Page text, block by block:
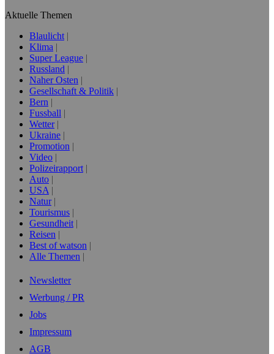
Aktuelle Themen
Blaulicht
Klima
Super League
Russland
Naher Osten
Gesellschaft & Politik
Bern
Fussball
Wetter
Ukraine
Promotion
Video
Polizeirapport
Auto
USA
Natur
Tourismus
Gesundheit
Reisen
Best of watson
Alle Themen
Newsletter
Werbung / PR
Jobs
Impressum
AGB